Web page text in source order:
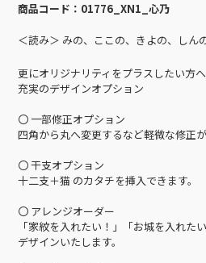
商品コード： 01776_XN1_心乃
＜読み＞ みの、ここの、きよの、しん
更にオリジナリティをプラスしたい方へ
充実のデザインオプション
〇 一部修正オプション
四角から丸へ変更するなど軽微な修正が
〇 干支オプション
十二支＋猫 のカタチを挿入できます。
〇 アレンジオーダー
「家紋を入れたい！」「お城を入れた
デザインいたします。